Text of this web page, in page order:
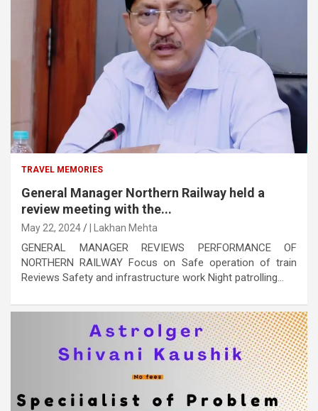
TRAVEL MEMORIES
General Manager Northern Railway held a
review meeting with the...
May 22, 2024 | Lakhan Mehta
GENERAL MANAGER REVIEWS PERFORMANCE OF
NORTHERN RAILWAY Focus on Safe operation of train
Reviews Safety and infrastructure work Night patrolling...